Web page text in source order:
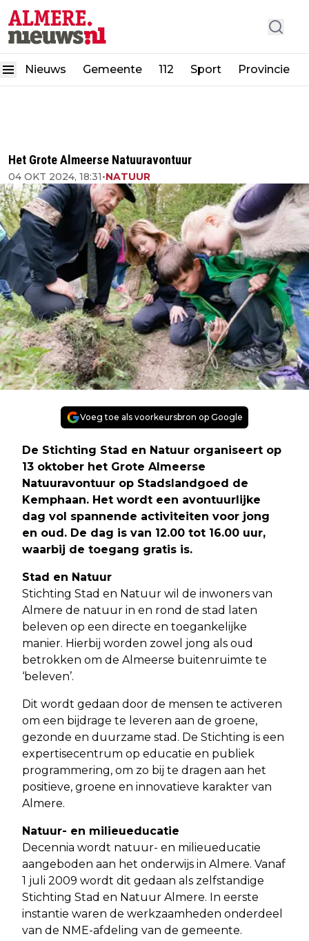
Nieuws Gemeente 112 Sport Provincie
Het Grote Almeerse Natuuravontuur
04 OKT 2024, 18:31•NATUUR
Voeg toe als voorkeursbron op Google
De Stichting Stad en Natuur organiseert op
13 oktober het Grote Almeerse
Natuuravontuur op Stadslandgoed de
Kemphaan. Het wordt een avontuurlijke
dag vol spannende activiteiten voor jong
en oud. De dag is van 12.00 tot 16.00 uur,
waarbij de toegang gratis is.
Stad en Natuur
Stichting Stad en Natuur wil de inwoners van
Almere de natuur in en rond de stad laten
beleven op een directe en toegankelijke
manier. Hierbij worden zowel jong als oud
betrokken om de Almeerse buitenruimte te
‘beleven’.
Dit wordt gedaan door de mensen te activeren
om een bijdrage te leveren aan de groene,
gezonde en duurzame stad. De Stichting is een
expertisecentrum op educatie en publiek
programmering, om zo bij te dragen aan het
positieve, groene en innovatieve karakter van
Almere.
Natuur- en milieueducatie
Decennia wordt natuur- en milieueducatie
aangeboden aan het onderwijs in Almere. Vanaf
1 juli 2009 wordt dit gedaan als zelfstandige
Stichting Stad en Natuur Almere. In eerste
instantie waren de werkzaamheden onderdeel
van de NME-afdeling van de gemeente.